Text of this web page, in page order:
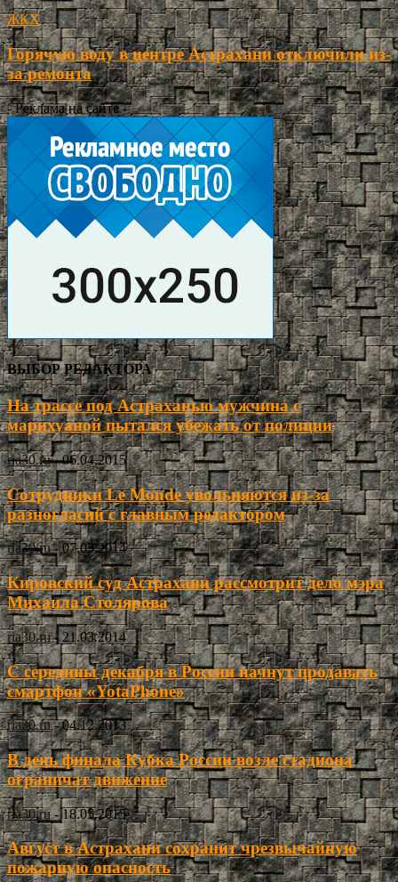
ЖКХ
Горячую воду в центре Астрахани отключили из-
за ремонта
- Реклама на сайте -
ВЫБОР РЕДАКТОРА
На трассе под Астраханью мужчина с
марихуаной пытался убежать от полиции
ria30.ru - 06.04.2015
Сотрудники Le Monde увольняются из-за
разногласий с главным редактором
ria30.ru - 07.05.2014
Кировский суд Астрахани рассмотрит дело мэра
Михаила Столярова
ria30.ru - 21.03.2014
С середины декабря в России начнут продавать
смартфон «YotaPhone»
ria30.ru - 04.12.2013
В день финала Кубка России возле стадиона
ограничат движение
ria30.ru - 18.05.2015
Август в Астрахани сохранит чрезвычайную
пожарную опасность